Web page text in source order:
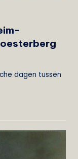
dagen tussen